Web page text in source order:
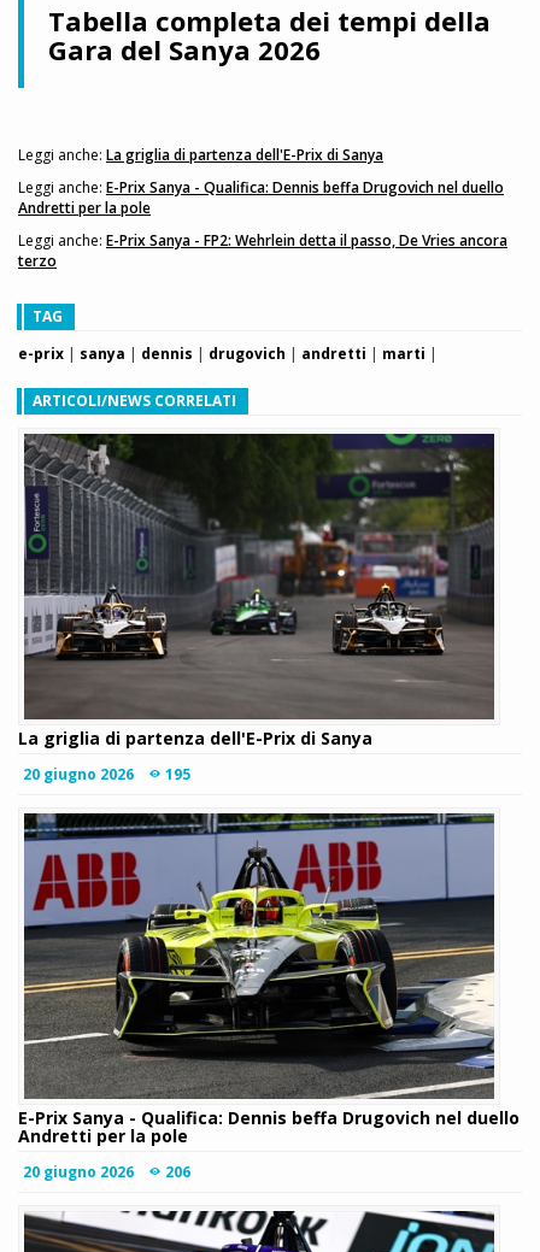
Tabella completa dei tempi della
Gara del Sanya 2026
Leggi anche: La griglia di partenza dell'E-Prix di Sanya
Leggi anche: E-Prix Sanya - Qualifica: Dennis beffa Drugovich nel duello
Andretti per la pole
Leggi anche: E-Prix Sanya - FP2: Wehrlein detta il passo, De Vries ancora
terzo
TAG
e-prix | sanya | dennis | drugovich | andretti | marti |
ARTICOLI/NEWS CORRELATI
La griglia di partenza dell'E-Prix di Sanya
20 giugno 2026 195
E-Prix Sanya - Qualifica: Dennis beffa Drugovich nel duello
Andretti per la pole
20 giugno 2026 206